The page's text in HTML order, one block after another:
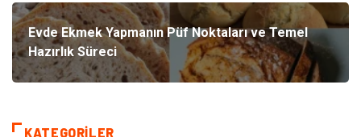
Evde Ekmek Yapmanın Püf Noktaları ve Temel
Hazırlık Süreci
KATEGORILER